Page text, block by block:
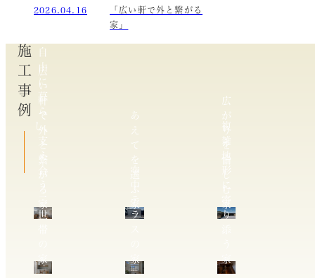
2026.04.16
「広い軒で外と繋がる
家」
施工事例
広
い
軒
で
外
と
繋
が
る
あ
え
て
を
選
広
が
り
を
愉
し
自
由
に
暮
ら
し、
支
え
合
う
世
家
空
ラ
家
複
雑
地
形
り
家